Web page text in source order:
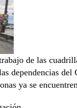
de las
dependencias
ya se